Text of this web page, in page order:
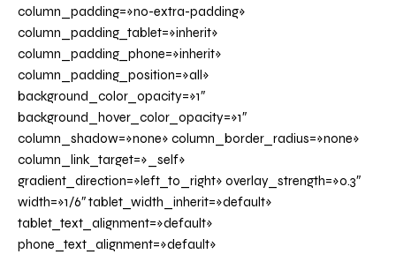
column_padding=»no-extra-padding»
column_padding_tablet=»inherit»
column_padding_phone=»inherit»
column_padding_position=»all»
background_color_opacity=»1″
background_hover_color_opacity=»1″
column_shadow=»none» column_border_radius=»none»
column_link_target=»_self»
gradient_direction=»left_to_right» overlay_strength=»0.3″
width=»1/6″ tablet_width_inherit=»default»
tablet_text_alignment=»default»
phone_text_alignment=»default»